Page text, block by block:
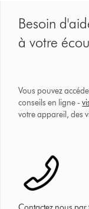
Besoin
à votre
Vous pouvez
conseils en ligne -
votre appareil, des